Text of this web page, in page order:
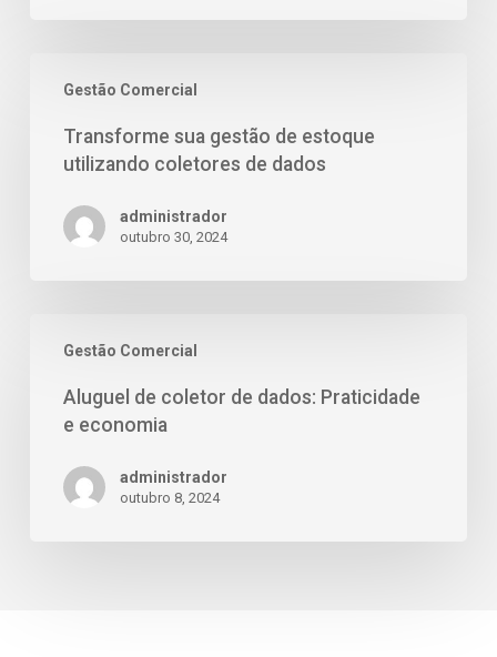
Gestão Comercial
Transforme sua gestão de estoque
utilizando coletores de dados
administrador
outubro 30, 2024
Gestão Comercial
Aluguel de coletor de dados: Praticidade
e economia
administrador
outubro 8, 2024